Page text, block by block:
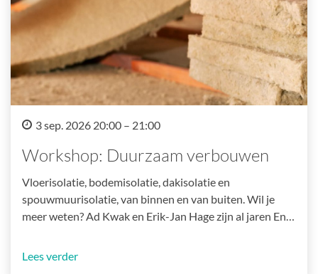
3 sep. 2026 20:00 – 21:00
Workshop: Duurzaam verbouwen
Vloerisolatie, bodemisolatie, dakisolatie en
spouwmuurisolatie, van binnen en van buiten. Wil je
meer weten? Ad Kwak en Erik-Jan Hage zijn al jaren En…
Lees verder